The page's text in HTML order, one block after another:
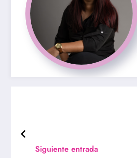
Siguiente entrada